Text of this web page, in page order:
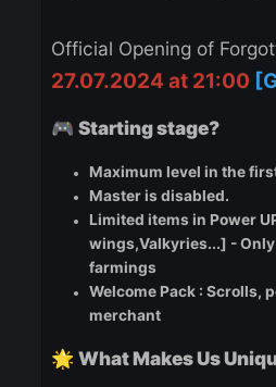
Private Server!
development and
server is now live
Official Opening of
27.07.2024 at 21:00
Starting stage?
Maximum level in